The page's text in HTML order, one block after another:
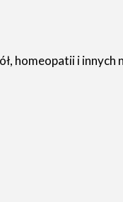
homeopatii i innych